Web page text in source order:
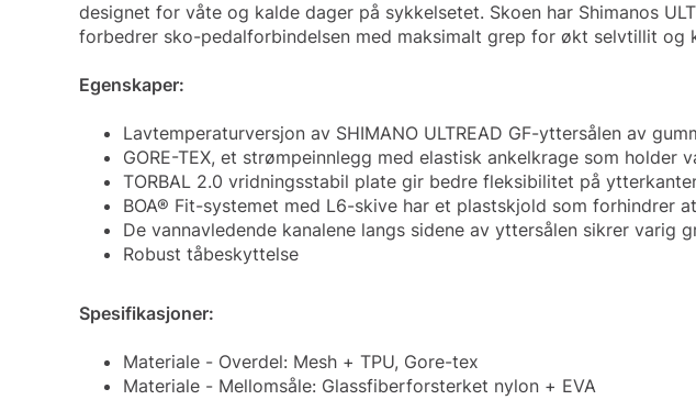
designet for våte og kalde dager på sykkelsetet. Skoen har Shimanos
forbedrer sko-pedalforbindelsen med maksimalt grep for økt selvtillit og
Egenskaper:
Lavtemperaturversjon av SHIMANO ULTREAD GF-yttersålen av
GORE-TEX, et strømpeinnlegg med elastisk ankelkrage som
TORBAL 2.0 vridningsstabil plate gir bedre fleksibilitet på
BOA® Fit-systemet med L6-skive har et plastskjold som forhindrer
De vannavledende kanalene langs sidene av yttersålen sikrer varig
Robust tåbeskyttelse
Spesifikasjoner:
Materiale - Overdel: Mesh + TPU, Gore-tex
Materiale - Mellomsåle: Glassfiberforsterket nylon + EVA